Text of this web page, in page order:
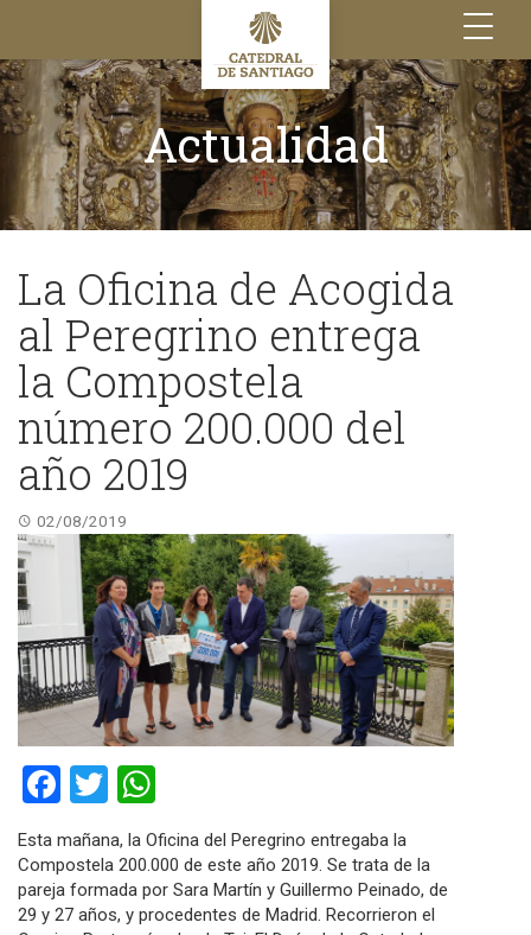
Toggle
navigation
Actualidad
La Oficina de Acogida
al Peregrino entrega
la Compostela
número 200.000 del
año 2019
02/08/2019
Facebook
Twitter
Esta mañana, la Oficina del Peregrino entregaba la
Compostela 200.000 de este año 2019. Se trata de la
pareja formada por Sara Martín y Guillermo Peinado, de
29 y 27 años, y procedentes de Madrid. Recorrieron el